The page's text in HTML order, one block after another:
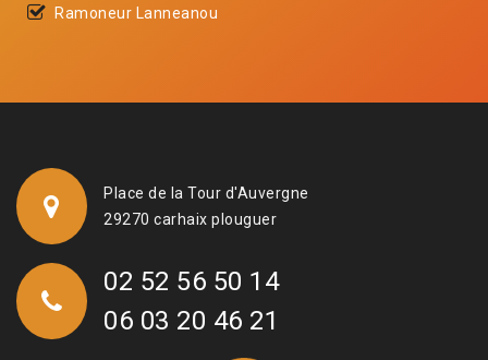
Ramoneur Lanneanou
Place de la Tour d'Auvergne
29270 carhaix plouguer
02 52 56 50 14
06 03 20 46 21